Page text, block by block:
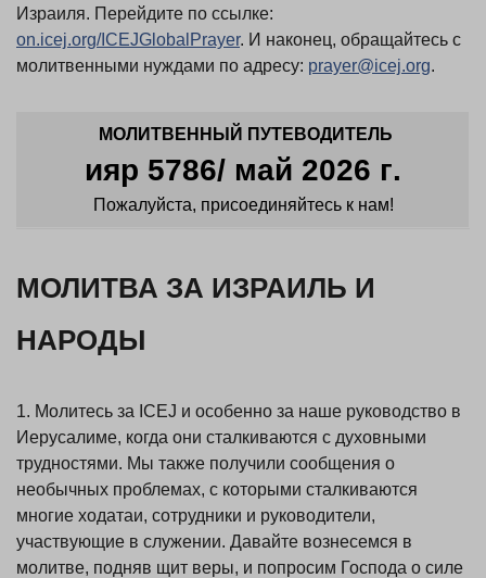
Израиля. Перейдите по ссылке:
on.icej.org/ICEJGlobalPrayer. И наконец, обращайтесь с
молитвенными нуждами по адресу: prayer@icej.org.
МОЛИТВЕННЫЙ ПУТЕВОДИТЕЛЬ
ияр 5786/ май 2026 г.
Пожалуйста, присоединяйтесь к нам!
МОЛИТВА ЗА ИЗРАИЛЬ И
НАРОДЫ
1. Молитесь за ICEJ и особенно за наше руководство в
Иерусалиме, когда они сталкиваются с духовными
трудностями. Мы также получили сообщения о
необычных проблемах, с которыми сталкиваются
многие ходатаи, сотрудники и руководители,
участвующие в служении. Давайте вознесемся в
молитве, подняв щит веры, и попросим Господа о силе